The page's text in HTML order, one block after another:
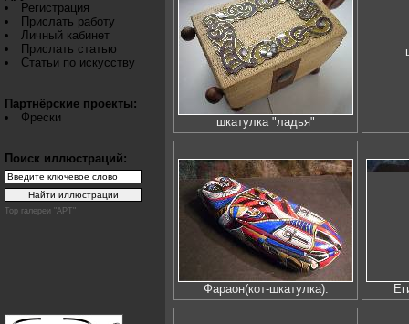
Регистрация
Прислать работу
Личный кабинет
Прислать статью
Статьи по искусству
Партнёрские проекты:
Фрески
Поиск иллюстраций:
Top галереи "АРТ"
шкатулка "ладья"
Фараон(кот-шкатулка).